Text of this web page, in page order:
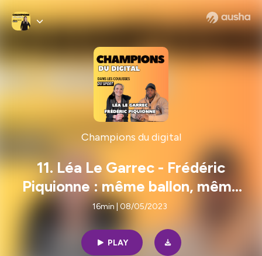
Champions du digital
11. Léa Le Garrec - Frédéric
Piquionne : même ballon, même
passion ! Interview à Clairefont
16min | 08/05/2023
PLAY